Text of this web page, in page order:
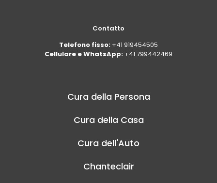
Contatto
Telefono fisso: +41 919454505
Cellulare e WhatsApp: +41 799442469
Cura della Persona
Cura della Casa
Cura dell'Auto
Chanteclair